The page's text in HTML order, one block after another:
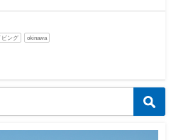
ビング okinawa